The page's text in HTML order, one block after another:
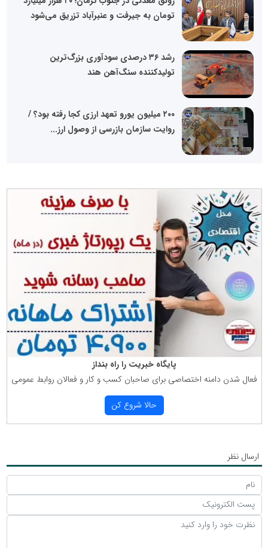
تومان به جیرفت و عنبرآباد تزریق می‌شود
رشد ۳۶ درصدی سودآوری بزرگ‌ترین
تولیدکننده سنگ‌آهن هند
۲۰۰ میلیون یورو تعهد ارزی کجا رفته بود؟ /
روایت سازمان بازرسی از وصول ارز...
پایگاه خبریت را راه بنداز
فعال شدن دامنه اختصاصی برای صاحبان كسب و كار و فعالان روابط عمومی
حالا شروع كن
ارسال نظر